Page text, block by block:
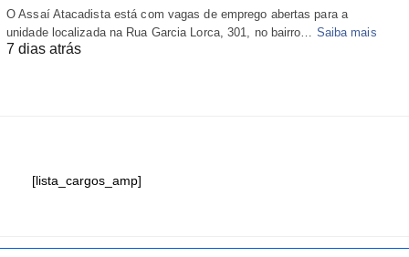
O Assaí Atacadista está com vagas de emprego abertas para a
unidade localizada na Rua Garcia Lorca, 301, no bairro… Saiba mais
7 dias atrás
[lista_cargos_amp]